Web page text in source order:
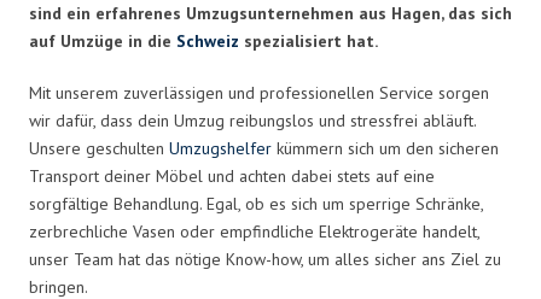
sind ein erfahrenes Umzugsunternehmen aus Hagen, das sich
auf Umzüge in die Schweiz spezialisiert hat.
Mit unserem zuverlässigen und professionellen Service sorgen
wir dafür, dass dein Umzug reibungslos und stressfrei abläuft.
Unsere geschulten Umzugshelfer kümmern sich um den sicheren
Transport deiner Möbel und achten dabei stets auf eine
sorgfältige Behandlung. Egal, ob es sich um sperrige Schränke,
zerbrechliche Vasen oder empfindliche Elektrogeräte handelt,
unser Team hat das nötige Know-how, um alles sicher ans Ziel zu
bringen.